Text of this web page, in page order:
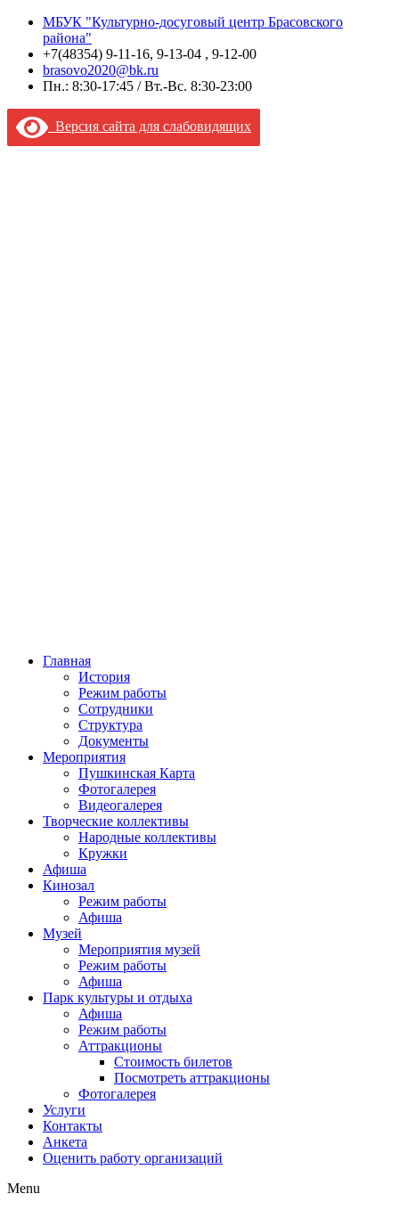
МБУК "Культурно-досуговый центр Брасовского
района"
+7(48354) 9-11-16, 9-13-04 , 9-12-00
brasovo2020@bk.ru
Пн.: 8:30-17:45 / Вт.-Вс. 8:30-23:00
Версия сайта для слабовидящих
Главная
История
Режим работы
Сотрудники
Структура
Документы
Мероприятия
Пушкинская Карта
Фотогалерея
Видеогалерея
Творческие коллективы
Народные коллективы
Кружки
Афиша
Кинозал
Режим работы
Афиша
Музей
Мероприятия музей
Режим работы
Афиша
Парк культуры и отдыха
Афиша
Режим работы
Аттракционы
Стоимость билетов
Посмотреть аттракционы
Фотогалерея
Услуги
Контакты
Анкета
Оценить работу организаций
Menu